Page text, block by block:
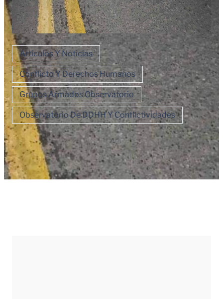
Artículos Y Noticias
Conflicto Y Derechos Humanos
Grupos Armados Observatorio
Observatorio De DDHH Y Conflictividades